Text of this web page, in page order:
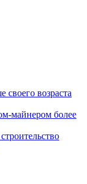
возраста
майнером более